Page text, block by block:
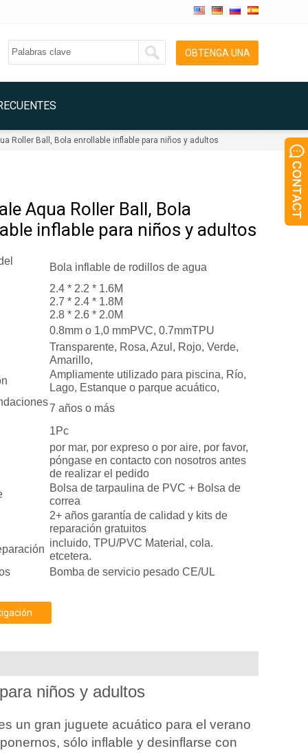
OBTENGA UNA
Roller Ball , Bola enrollable inflable para niños y adultos
Aqua Roller Ball, Bola
inflable para niños y adultos
Bola inflable de rodillos de agua
2.4 * 2.2 * 1.6M
2.7 * 2.4 * 1.8M
2.8 * 2.6 * 2.0M
0.8mm o 1,0 mmPVC, 0.7mmTPU
Transparente, Rosa, Azul, Rojo, Verde,
Amarillo,
Ampliamente utilizado para piscina, Río,
Lago, Estanque o parque acuático,
7 años o más
1Pc
por mar, por expreso o por aire, por favor,
póngase en contacto con nosotros antes
de realizar el pedido
Bolsa de tarpaulina de PVC + Bolsa de
correa
2+ años garantía de calidad y kits de
reparación gratuitos
incluido, TPU/PVC Material, cola.
etcetera.
Bomba de servicio pesado CE/UL
niños y adultos
un gran juguete acuático para el verano
sólo inflable y desinflarse con